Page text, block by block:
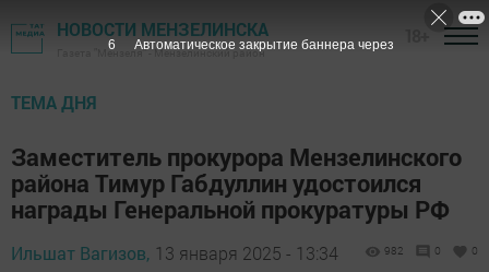
НОВОСТИ МЕНЗЕЛИНСКА
Газета "Мензеля" - Мензелинский район
ТЕМА ДНЯ
Заместитель прокурора Мензелинского
района Тимур Габдуллин удостоился
награды Генеральной прокуратуры РФ
Ильшат Вагизов, 13 января 2025 - 13:34 982 0 0
4 Автоматическое закрытие баннера через